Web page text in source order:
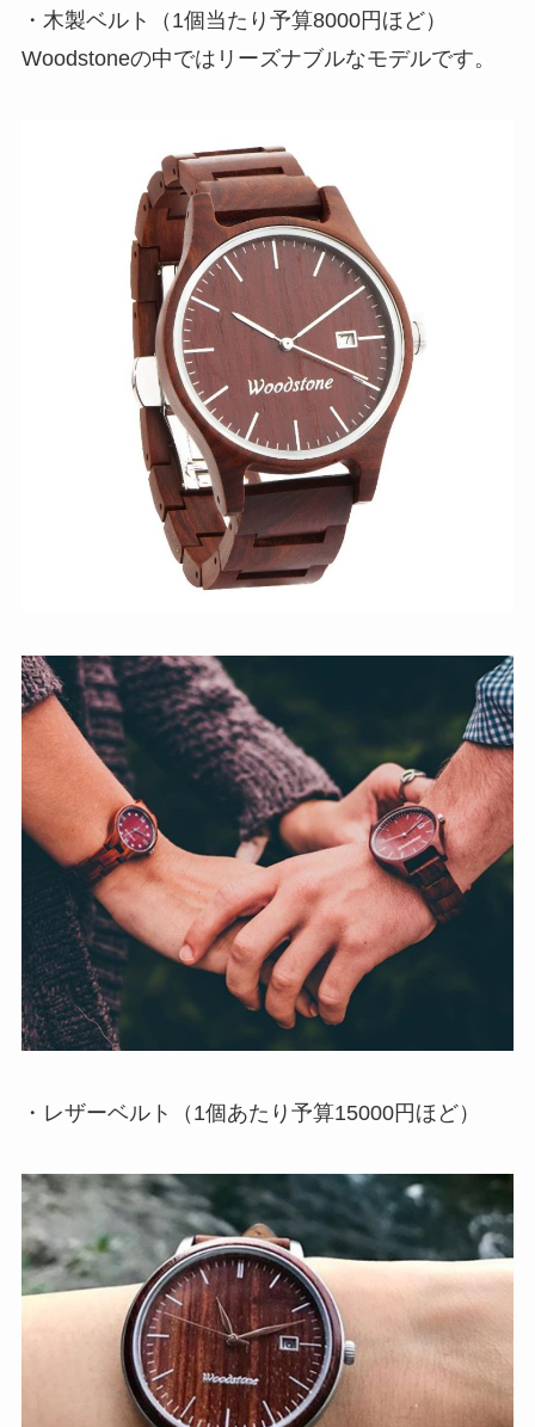
・木製ベルト（1個当たり予算8000円ほど）
Woodstoneの中ではリーズナブルなモデルです。
・レザーベルト（1個あたり予算15000円ほど）